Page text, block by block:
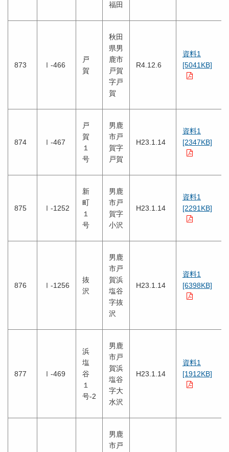
福田
873 Ⅰ-466
戸
賀
秋田
県男
鹿市
戸賀
字戸
賀
R4.12.6
資料1
[5041KB]
874 Ⅰ-467
戸
賀
１
号
男鹿
市戸
賀字
戸賀
H23.1.14
資料1
[2347KB]
875 Ⅰ-1252
新
町
１
号
男鹿
市戸
賀字
小沢
H23.1.14
資料1
[2291KB]
876 Ⅰ-1256
抜
沢
男鹿
市戸
賀浜
塩谷
字抜
沢
H23.1.14
資料1
[6398KB]
877 Ⅰ-469
浜
塩
谷
１
号-2
男鹿
市戸
賀浜
塩谷
字大
水沢
H23.1.14
資料1
[1912KB]
男鹿
市戸